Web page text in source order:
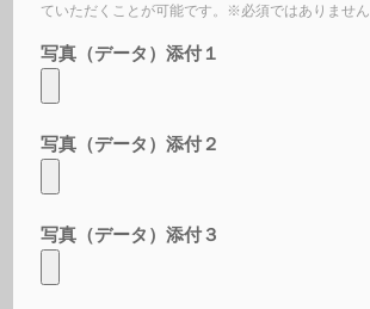
ていただくことが可能です。※必須ではありません
写真（データ）添付１
写真（データ）添付２
写真（データ）添付３